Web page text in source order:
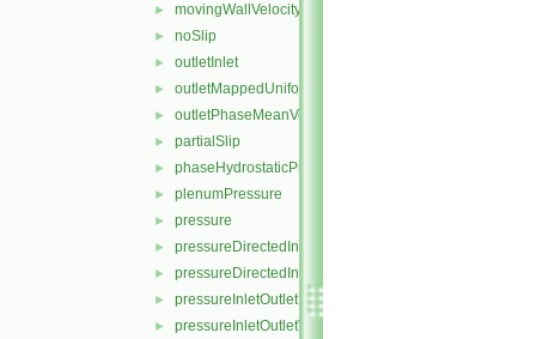
► movingWallVelocity
► noSlip
► outletInlet
► outletMappedUniformInlet
► outletPhaseMeanVelocity
► partialSlip
► phaseHydrostaticPressure
► plenumPressure
► pressure
► pressureDirectedInletOutletVelocity
► pressureDirectedInletVelocity
► pressureInletOutletParSlipVelocity
► pressureInletOutletVelocity